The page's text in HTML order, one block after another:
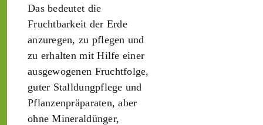
Das bedeutet die
Fruchtbarkeit der Erde
anzuregen, zu pflegen und
zu erhalten mit Hilfe einer
ausgewogenen Fruchtfolge,
guter Stalldungpflege und
Pflanzenpräparaten, aber
ohne Mineraldünger,